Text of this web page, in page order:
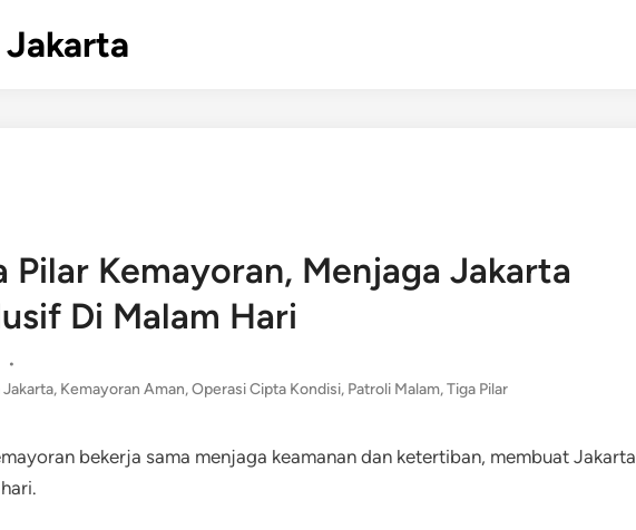
Pilar Kemayoran, Menjaga Jakarta
Di Malam Hari
•
Jakarta, Kemayoran Aman,Operasi Cipta Kondisi, Patroli Malam,Tiga Pilar
bekerja sama menjaga keamanan dan ketertiban, membuat Jakarta